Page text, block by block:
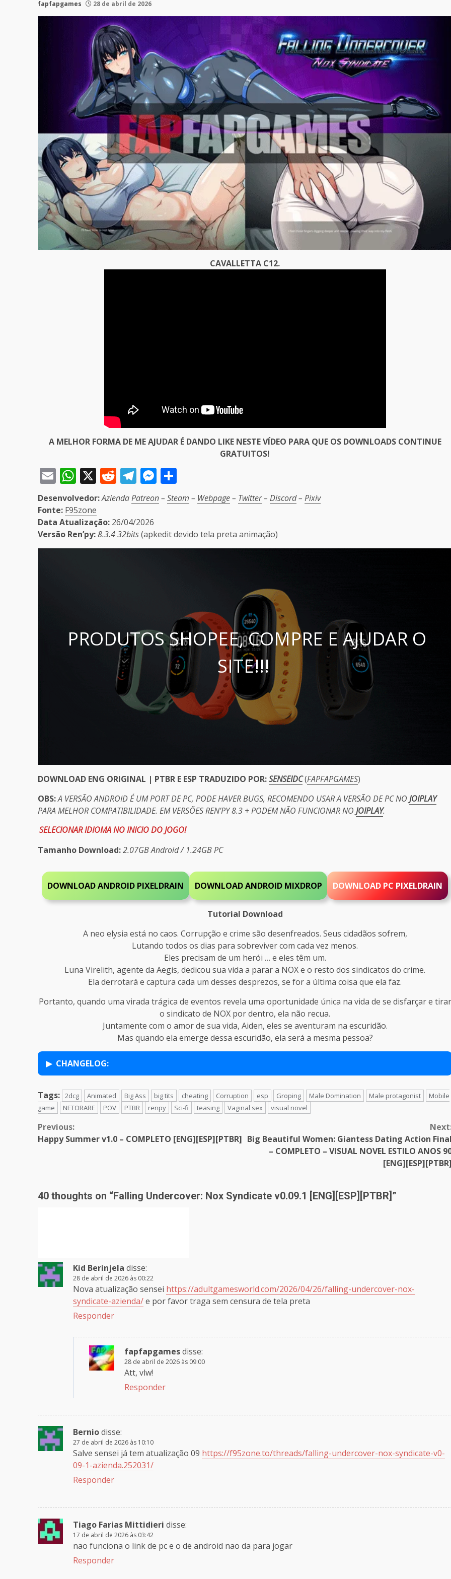
fapfapgames 28 de abril de 2026
CAVALLETTA C12.
A MELHOR FORMA DE ME AJUDAR É DANDO LIKE NESTE VÍDEO PARA QUE OS DOWNLOADS CONTINUE
GRATUITOS!
EmailWhatsApp
X Reddit
Telegram
Messenger
Desenvolvedor:AziendaPatreon– Steam – Webpage– Twitter– Discord– Pixiv
Fonte: F95zone
Data Atualização: 26/04/2026
Versão Ren’py:8.3.4 32bits(apkedit devido tela preta animação)
PRODUTOS SHOPEE, COMPRE E AJUDAR O
SITE!!!
DOWNLOAD ENG ORIGINAL | PTBR E ESP TRADUZIDO POR:SENSEIDC(FAPFAPGAMES)
OBS:A VERSÃO ANDROID É UM PORT DE PC, PODE HAVER BUGS, RECOMENDO USAR A VERSÃO DE PC NO JOIPLAY
PARA MELHOR COMPATIBILIDADE. EM VERSÕES REN’PY 8.3 + PODEM NÃO FUNCIONAR NO JOIPLAY.
SELECIONAR IDIOMA NO INICIO DO JOGO!
Tamanho Download:2.07GB Android / 1.24GB PC
DOWNLOAD ANDROID PIXELDRAIN DOWNLOAD ANDROID MIXDROP DOWNLOAD PC PIXELDRAIN
Tutorial Download
A neo elysia está no caos. Corrupção e crime são desenfreados. Seus cidadãos sofrem,
Lutando todos os dias para sobreviver com cada vez menos.
Eles precisam de um herói … e eles têm um.
Luna Virelith, agente da Aegis, dedicou sua vida a parar a NOX e o resto dos sindicatos do crime.
Ela derrotará e captura cada um desses desprezos, se for a última coisa que ela faz.
Portanto, quando uma virada trágica de eventos revela uma oportunidade única na vida de se disfarçar e tirar
o sindicato de NOX por dentro, ela não recua.
Juntamente com o amor de sua vida, Aiden, eles se aventuram na escuridão.
Mas quando ela emerge dessa escuridão, ela será a mesma pessoa?
CHANGELOG:
Tags: 2dcg Animated Big Ass big tits cheating Corruption esp Groping Male Domination Male protagonist
Mobile
game
NETORARE POV PTBR renpy Sci-fi teasing Vaginal sex visual novel
Continue
Reading
Previous:
Happy Summer v1.0 – COMPLETO [ENG][ESP][PTBR] Big Beautiful Women: Giantess Dating Action
– COMPLETO – VISUAL NOVEL ESTILO ANOS
40 thoughts on “Falling Undercover: Nox Syndicate v0.09.1 [ENG][ESP][PTBR] ”
Kid Berinjela disse:
28 de abril de 2026 às 00:22
Nova atualização sensei https://adultgamesworld.com/2026/04/26/falling-undercover-nox-
syndicate-azienda/e por favor traga sem censura de tela preta
Responder
fapfapgamesdisse:
28 de abril de 2026 às 09:00
Att, vlw!
Responder
Berniodisse:
27 de abril de 2026 às 10:10
Salve sensei já tem atualização 09 https://f95zone.to/threads/falling-undercover-nox-syndicate-v0-
09-1-azienda.252031/
Responder
Tiago Farias Mittidieri disse:
17 de abril de 2026 às 03:42
nao funciona o link de pc e o de android nao da para jogar
Responder